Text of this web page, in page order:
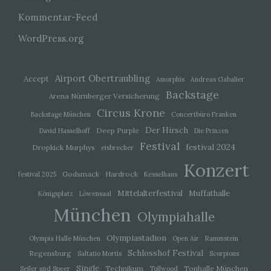
Kommentar-Feed
WordPress.org
Accept Airport Obertraubling Amorphis Andreas Gabalier
Arena Nürnberger Versicherung Backstage
Backstage München Circus Krone
Concertbüro Franken
David Hasselhoff
Deep Purple Der Hirsch Die Prinzen
Dropkick Murphys eisbrecher Festival festival 2024
festival 2025 Godsmack Hardrock Kesselhaus Konzert
Königsplatz Löwensaal Mittelalterfestival Muffathalle
München Olympiahalle
Olympia Halle München Olympiastadion Open Air Rammstein
Regensburg Saltatio Mortis Schlosshof Festival
Scorpions
Seiler und Speer
Single Technikum Tollwood Tonhalle München
physischen, physiologischen, genetischen,
sozialen Identität dieser natürlichen Person sind,
Betroffene Person ist jede identifizierte oder
identifizierbare natürliche Person, deren
personenbezogene Daten von dem für die
Verarbeitung Verantwortlichen verarbeitet
c) Verarbeitung
Verarbeitung ist jeder mit oder ohne Hilfe
oder jede solche Vorgangsreihe im
Zusammenhang mit personenbezogenen Daten
wie das Erheben, das Erfassen, die